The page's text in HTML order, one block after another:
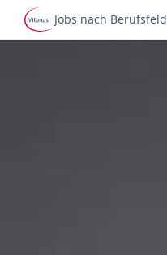
Jobs nach Berufsfeld